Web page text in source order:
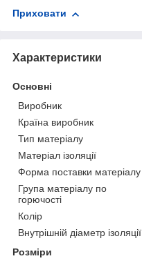
Приховати
Характеристики
Основні
Виробник
Країна виробник
Тип матеріалу
Матеріал ізоляції
Форма поставки матеріалу
Група матеріалу по
горючості
Колір
Внутрішній діаметр ізоляції
Розміри